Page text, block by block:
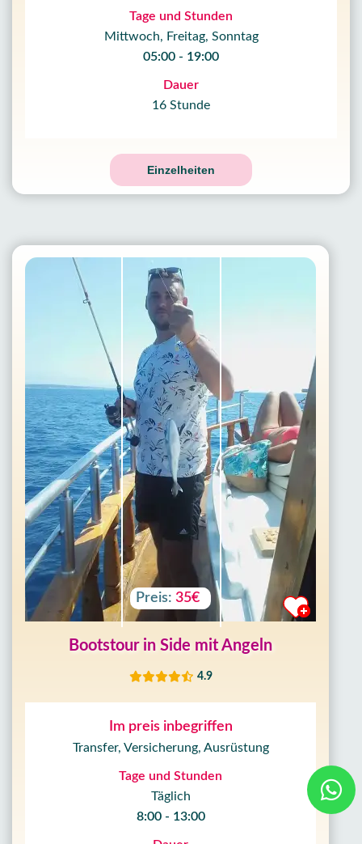
Tage und Stunden
Mittwoch, Freitag, Sonntag
05:00 - 19:00
Dauer
16 Stunde
Einzelheiten
Preis: 35€
Bootstour in Side mit Angeln
4.9
Im preis inbegriffen
Transfer, Versicherung, Ausrüstung
Tage und Stunden
Täglich
8:00 - 13:00